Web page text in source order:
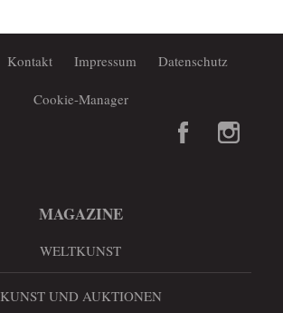
Kontakt Impressum Datenschutz
Cookie-Manager
MAGAZINE
WELTKUNST
KUNST UND AUKTIONEN